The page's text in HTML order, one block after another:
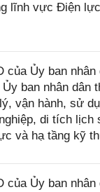
lĩnh vực Điện
của Ủy ban
ban nhân dân
vận hành, sử
di tích
và hạ tầng kỹ
của Ủy ban